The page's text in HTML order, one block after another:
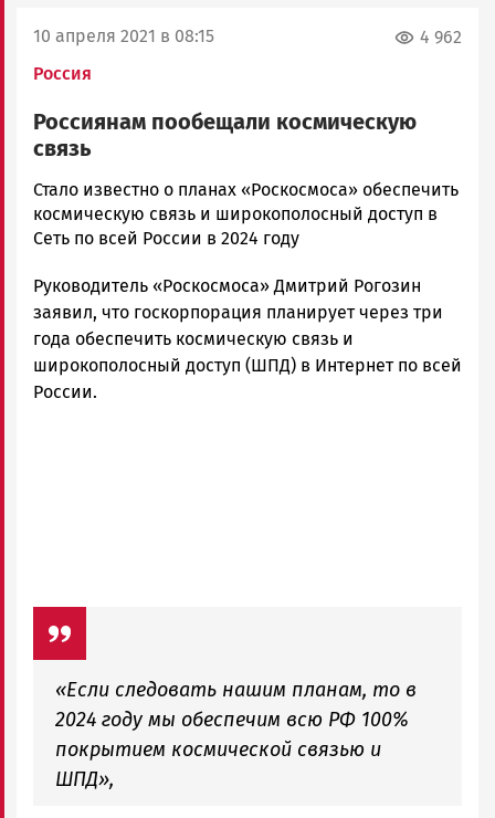
10 апреля 2021 в 08:15
Россия
4 962
Россиянам пообещали космическую
связь
admintimur
Новости
Петрозаводска
Карелии
|
Петрозаводск
ГОВОРИТ
Стало известно о планах «Роскосмоса» обеспечить
космическую связь и широкополосный доступ в
Сеть по всей России в 2024 году
Руководитель «Роскосмоса» Дмитрий Рогозин
заявил, что госкорпорация планирует через три
года обеспечить космическую связь и
широкополосный доступ (ШПД) в Интернет по всей
России.
«Если следовать нашим планам, то в
2024 году мы обеспечим всю РФ 100%
покрытием космической связью и
ШПД»,